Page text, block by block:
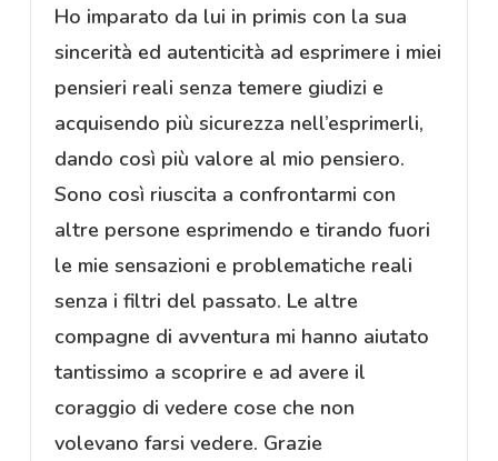
Ho imparato da lui in primis con la sua
sincerità ed autenticità ad esprimere i miei
pensieri reali senza temere giudizi e
acquisendo più sicurezza nell’esprimerli,
dando così più valore al mio pensiero.
Sono così riuscita a confrontarmi con
altre persone esprimendo e tirando fuori
le mie sensazioni e problematiche reali
senza i filtri del passato. Le altre
compagne di avventura mi hanno aiutato
tantissimo a scoprire e ad avere il
coraggio di vedere cose che non
volevano farsi vedere. Grazie